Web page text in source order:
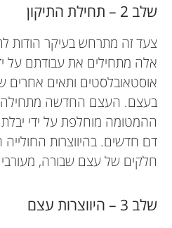
שלב 2 – תחילת התיקון
צעד זה מתרחש בעיקר הודות
אלה מתחילים את עבודתם על
אוסטאובלסטים ותאים אחרים
בעצם. העצם החדשה מתחילה
ההמטומה מוחלפת על ידי
דם חדשים. בהיווצרות
חלקים של עצם שבורה,
שלב 3 – היווצרות עצם